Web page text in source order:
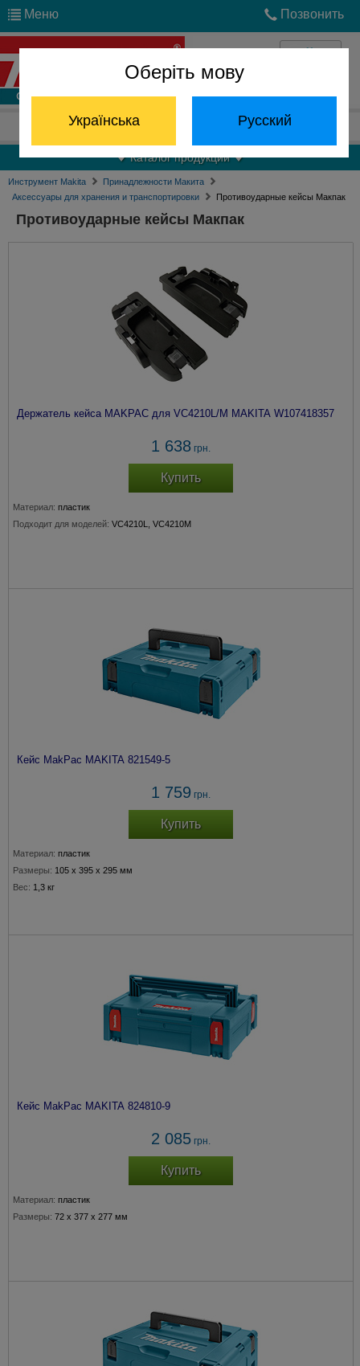
Оберіть мову
Українська Русский
Меню Позвонить
Войти
Отдел запчастей: (068) 824-24-24
Каталог продукции
Инструмент Makita
Принадлежности Макита
Аксессуары для хранения и транспортировки
Противоударные кейсы Макпак
Противоударные кейсы Макпак
Держатель кейса MAKPAC для VC4210L/M MAKITA W107418357
1 638 грн.
Купить
Материал: пластик
Подходит для моделей: VC4210L, VC4210M
Кейс MakPac MAKITA 821549-5
1 759 грн.
Купить
Материал: пластик
Размеры: 105 x 395 x 295 мм
Вес: 1,3 кг
Кейс MakPac MAKITA 824810-9
2 085 грн.
Купить
Материал: пластик
Размеры: 72 x 377 x 277 мм